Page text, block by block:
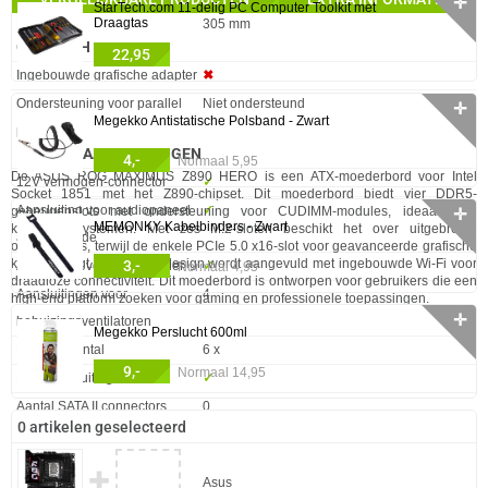
De ASUS ROG MAXIMUS Z890 HERO is een ATX-moederbord voor Intel
Socket 1851 met het Z890-chipset. Dit moederbord biedt vier DDR5-
geheugenslots met ondersteuning voor CUDIMM-modules, ideaal voor
krachtige systemen. Met zes M.2-sloten beschikt het over uitgebreide
opslagopties, terwijl de enkele PCIe 5.0 x16-slot voor geavanceerde grafische
kaarten zorgt. Het zwarte design wordt aangevuld met ingebouwde Wi-Fi voor
draadloze connectiviteit. Dit moederbord is ontworpen voor gebruikers die een
high-end platform zoeken voor gaming en professionele toepassingen.
BELANGRIJKSTE SPECIFICATIES
Eigenschap Waarde
Merk
Asus
Hoogte
305 mm
GRAFISCH
Eigenschap Waarde
Ingebouwde grafische adapter ✖︎
Ondersteuning voor parallel
processing
Niet ondersteund
INTERNE AANSLUITINGEN
Eigenschap Waarde
12V vermogen-connector
✓︎
Aansluiting voor audiopaneel
aan voorzijde
✓︎
Aansluiting voor CPU koeler
✓︎
Aansluitingen voor
behuizingsventilatoren
4
M.2 Slot Aantal
6 x
RGB aansluiting
✓︎
Aantal SATA II connectors
0
SATA-3 6Gbps
Aantal SATA-aansluitingen
StarTech.com 11-delig PC Computer Toolkit met
Draagtas
22,95
Megekko Antistatische Polsband - Zwart
4,- Normaal 5,95
✛
MEMONKY Kabelbinders - Zwart
3,- Normaal 4,95
✛
Megekko Perslucht 600ml
9,- Normaal 14,95
✛
0 artikelen geselecteerd
✚